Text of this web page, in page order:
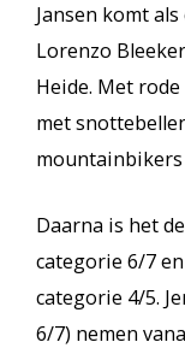
Jansen komt
Lorenzo
Heide. Met
met
Daarna is het
categorie 6/7
categorie 4/5.
6/7) nemen